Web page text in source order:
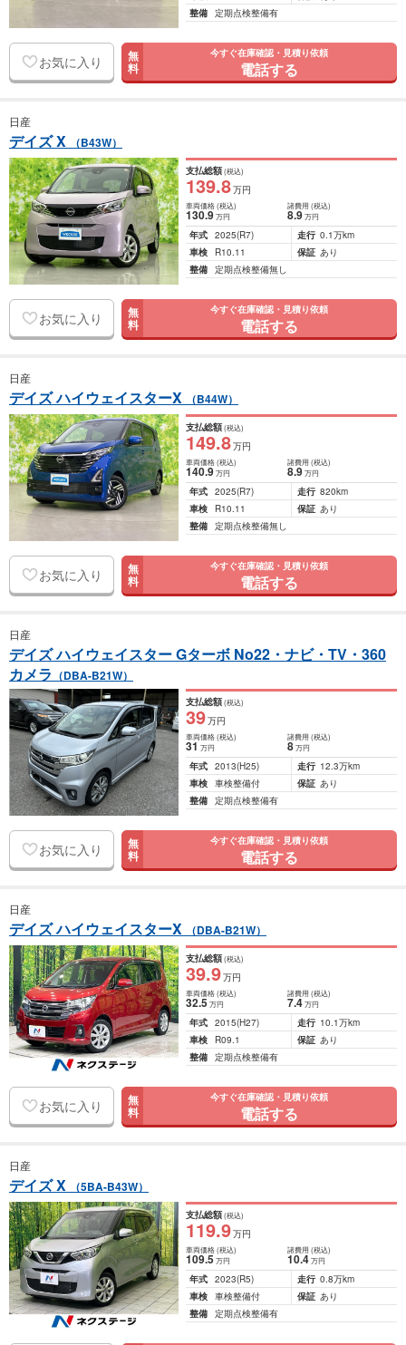
整備 定期点検整備有
お気に入り 無
料
今すぐ在庫確認・見積り依頼
電話する
日産
デイズ X （B43W）
支払総額(税込)
139.8万円
車両価格(税込)
130.9万円
諸費用 (税込)
8.9 万円
年式 2025(R7) 走行 0.1万km
車検
R10.11 保証 あり
整備 定期点検整備無し
お気に入り 無
料
今すぐ在庫確認・見積り依頼
電話する
日産
デイズ ハイウェイスターX （B44W）
支払総額(税込)
149.8万円
車両価格(税込)
140.9万円
諸費用 (税込)
8.9 万円
年式 2025(R7) 走行 820km
車検
R10.11 保証 あり
整備 定期点検整備無し
お気に入り 無
料
今すぐ在庫確認・見積り依頼
電話する
日産
デイズ ハイウェイスター Gターボ No22・ナビ・TV・360
カメラ （DBA-B21W）
支払総額(税込)
39万円
車両価格(税込)
31万円
諸費用 (税込)
8 万円
年式 2013(H25) 走行 12.3万km
車検 車検整備付 保証 あり
整備 定期点検整備有
お気に入り 無
料
今すぐ在庫確認・見積り依頼
電話する
日産
デイズ ハイウェイスターX （DBA-B21W）
支払総額(税込)
39.9万円
車両価格(税込)
32.5万円
諸費用 (税込)
7.4 万円
年式 2015(H27) 走行 10.1万km
車検
R09.1 保証 あり
整備 定期点検整備有
お気に入り 無
料
今すぐ在庫確認・見積り依頼
電話する
日産
デイズ X （5BA-B43W）
支払総額(税込)
119.9万円
車両価格(税込)
109.5万円
諸費用 (税込)
10.4 万円
年式 2023(R5) 走行 0.8万km
車検 車検整備付 保証 あり
整備 定期点検整備有